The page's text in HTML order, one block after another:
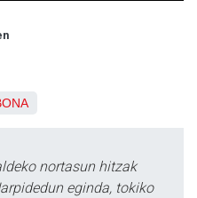
nortasun hitzak
eginda, tokiko